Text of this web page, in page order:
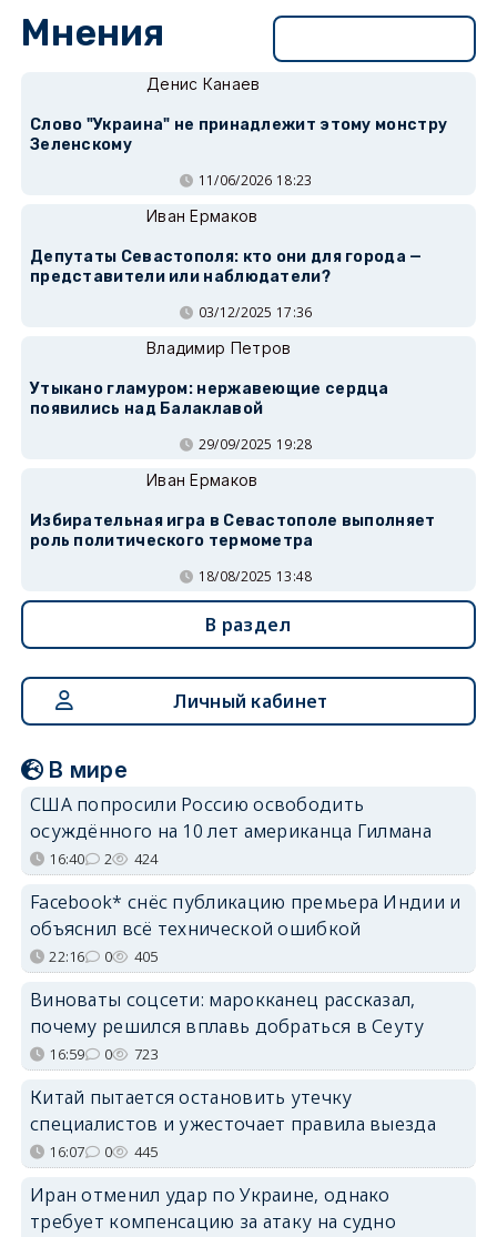
Мнения
Денис Канаев
Слово "Украина" не принадлежит этому монстру
Зеленскому
11/06/2026 18:23
Иван Ермаков
Депутаты Севастополя: кто они для города —
представители или наблюдатели?
03/12/2025 17:36
Владимир Петров
Утыкано гламуром: нержавеющие сердца
появились над Балаклавой
29/09/2025 19:28
Иван Ермаков
Избирательная игра в Севастополе выполняет
роль политического термометра
18/08/2025 13:48
В раздел
Личный кабинет
В мире
США попросили Россию освободить
осуждённого на 10 лет американца Гилмана
16:40 2 424
Facebook* снёс публикацию премьера Индии и
объяснил всё технической ошибкой
22:16 0 405
Виноваты соцсети: марокканец рассказал,
почему решился вплавь добраться в Сеуту
16:59 0 723
Китай пытается остановить утечку
специалистов и ужесточает правила выезда
16:07 0 445
Иран отменил удар по Украине, однако
требует компенсацию за атаку на судно